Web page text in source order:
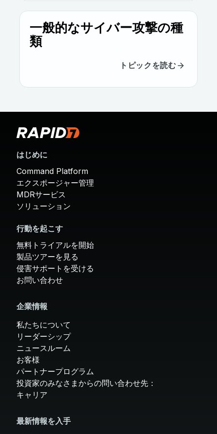
一般的なサイバー攻撃の種
類
トピックを読む
はじめに
Command Platform
エクスポージャー管理
MDRサービス
ソリューション
行動を起こす
無料トライアルを開始
製品ツアーを見る
侵害サポートを受ける
お問い合わせ
企業情報
私たちについて
リーダーシップ
ニュースルーム
お客様
パートナープログラム
投資家のみなさまからの問い合わせ先：
キャリア
最新情報を入手